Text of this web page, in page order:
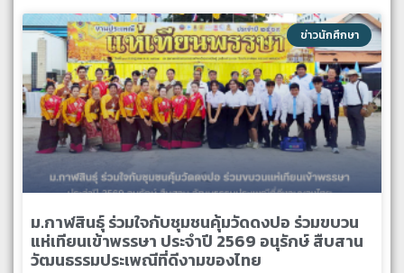
ข่าวนักศึกษา
ม.กาฬสินธุ์ ร่วมใจกับชุมชนคุ้มวัดดงปอ ร่วมขบวน
แห่เทียนเข้าพรรษา ประจำปี 2569 อนุรักษ์ สืบสาน
วัฒนธรรมประเพณีที่ดีงามของไทย